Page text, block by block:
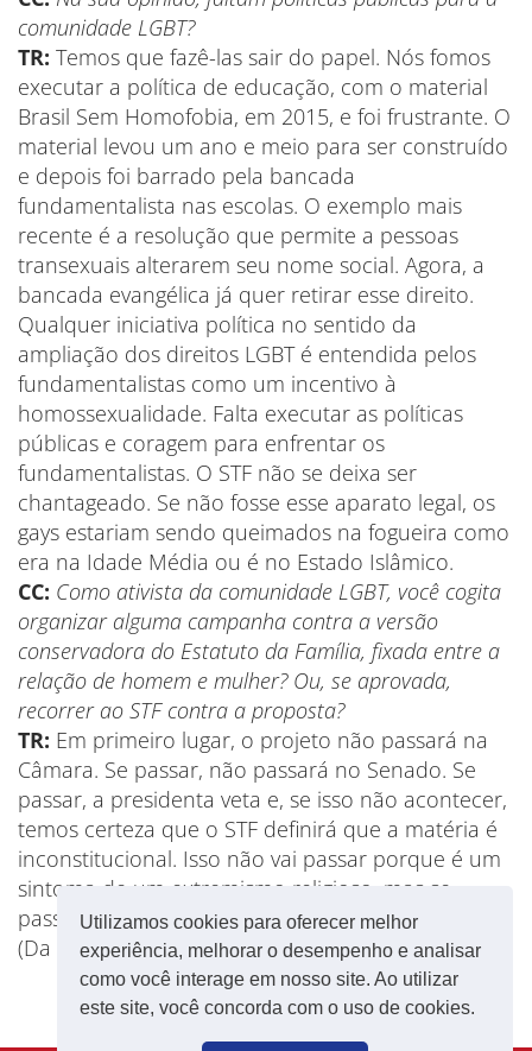
Utilizamos cookies para oferecer melhor
experiência, melhorar o desempenho e analisar
como você interage em nosso site. Ao utilizar
este site, você concorda com o uso de cookies.
comunidade LGBT?
TR: Temos que fazê-las sair do papel. Nós fomos
executar a política de educação, com o material
Brasil Sem Homofobia, em 2015, e foi frustrante. O
material levou um ano e meio para ser construído
e depois foi barrado pela bancada
fundamentalista nas escolas. O exemplo mais
recente é a resolução que permite a pessoas
transexuais alterarem seu nome social. Agora, a
bancada evangélica já quer retirar esse direito.
Qualquer iniciativa política no sentido da
ampliação dos direitos LGBT é entendida pelos
fundamentalistas como um incentivo à
homossexualidade. Falta executar as políticas
públicas e coragem para enfrentar os
fundamentalistas. O STF não se deixa ser
chantageado. Se não fosse esse aparato legal, os
gays estariam sendo queimados na fogueira como
era na Idade Média ou é no Estado Islâmico.
CC: Como ativista da comunidade LGBT, você cogita
organizar alguma campanha contra a versão
conservadora do Estatuto da Família, fixada entre a
relação de homem e mulher? Ou, se aprovada,
recorrer ao STF contra a proposta?
TR: Em primeiro lugar, o projeto não passará na
Câmara. Se passar, não passará no Senado. Se
passar, a presidenta veta e, se isso não acontecer,
temos certeza que o STF definirá que a matéria é
inconstitucional. Isso não vai passar porque é um
sintoma de um extremismo religioso, mas se
passar estamos preparados.
(Da Carta Capital)